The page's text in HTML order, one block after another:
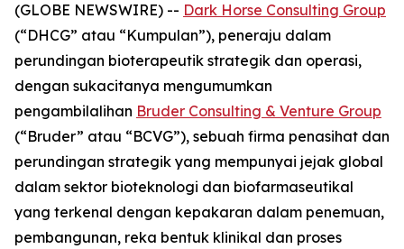
(GLOBE NEWSWIRE) -- Dark Horse Consulting Group
(“DHCG” atau “Kumpulan”), peneraju dalam
perundingan bioterapeutik strategik dan operasi,
dengan sukacitanya mengumumkan
pengambilalihan Bruder Consulting & Venture Group
(“Bruder” atau “BCVG”), sebuah firma penasihat dan
perundingan strategik yang mempunyai jejak global
dalam sektor bioteknologi dan biofarmaseutikal
yang terkenal dengan kepakaran dalam penemuan,
pembangunan, reka bentuk klinikal dan proses